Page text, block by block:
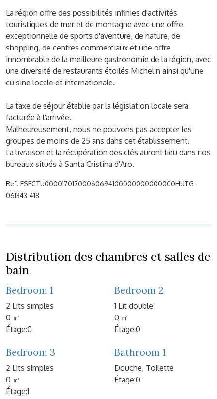
La région offre des possibilités infinies d'activités
touristiques de mer et de montagne avec une offre
exceptionnelle de sports d'aventure, de nature, de
shopping, de centres commerciaux et une offre
innombrable de la meilleure gastronomie de la région, avec
une diversité de restaurants étoilés Michelin ainsi qu'une
cuisine locale et internationale.
La taxe de séjour établie par la législation locale sera
facturée à l'arrivée.
Malheureusement, nous ne pouvons pas accepter les
groupes de moins de 25 ans dans cet établissement.
La livraison et la récupération des clés auront lieu dans nos
bureaux situés à Santa Cristina d'Aro.
Ref. ESFCTU00001701700060694100000000000000HUTG-
061343-418
Distribution des chambres et salles de
bain
Bedroom 1
2 Lits simples
0 ㎡
Étage:0
Bedroom 2
1 Lit double
0 ㎡
Étage:0
Bedroom 3
2 Lits simples
0 ㎡
Étage:1
Bathroom 1
Douche, Toilette
Étage:0